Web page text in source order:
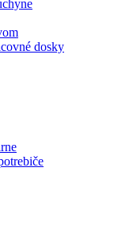
dosky